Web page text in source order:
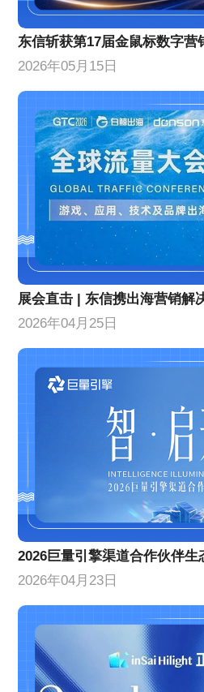
东信斩获第17届金鼠标数字营
2026年05月15日
2026年04月25日
2026年04月23日